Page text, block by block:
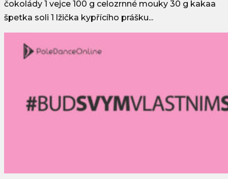
čokolády 1 vejce 100 g celozrnné mouky 30 g kakaa
špetka soli 1 lžička kypřícího prášku...